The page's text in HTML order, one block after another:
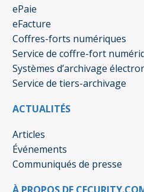
ePaie
eFacture
Coffres-forts numériques
Service de coffre-fort
Systèmes d’archivage
Service de tiers-archivage
ACTUALITÉS
Articles
Événements
Communiqués de presse